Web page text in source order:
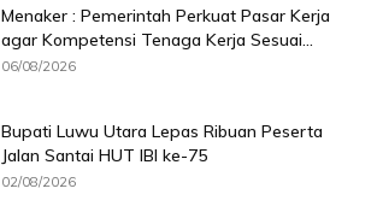
Menaker : Pemerintah Perkuat Pasar Kerja
agar Kompetensi Tenaga Kerja Sesuai...
06/08/2026
Bupati Luwu Utara Lepas Ribuan Peserta
Jalan Santai HUT IBI ke-75
02/08/2026